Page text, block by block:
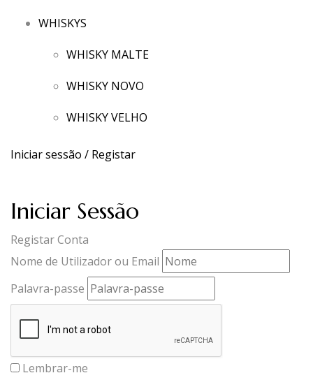
WHISKYS
WHISKY MALTE
WHISKY NOVO
WHISKY VELHO
Iniciar sessão / Registar
Iniciar Sessão
Registar Conta
Nome de Utilizador ou Email
Palavra-passe
Lembrar-me